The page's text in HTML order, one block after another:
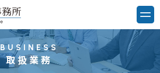
BUSINESS
取扱業務